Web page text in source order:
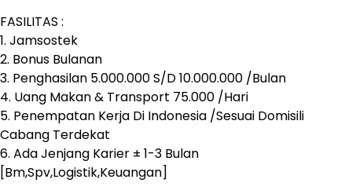
FASILITAS :
1. Jamsostek
2. Bonus Bulanan
3. Penghasilan 5.000.000 S/D 10.000.000 /Bulan
4. Uang Makan & Transport 75.000 /Hari
5. Penempatan Kerja Di Indonesia /Sesuai Domisili
Cabang Terdekat
6. Ada Jenjang Karier ± 1-3 Bulan
[Bm,Spv,Logistik,Keuangan]